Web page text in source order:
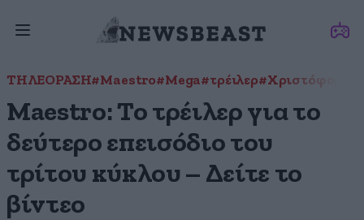
ΤΗΛΕΟΡΑΣΗ#Maestro#Mega#τρέιλερ#Χριστόφορος
Maestro: Το τρέιλερ για το
δεύτερο επεισόδιο του
τρίτου κύκλου – Δείτε το
βίντεο